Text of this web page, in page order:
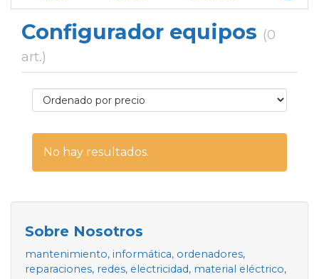
Configurador equipos (0
art.)
No hay resultados.
Sobre Nosotros
mantenimiento, informática, ordenadores,
reparaciones, redes, electricidad, material eléctrico,